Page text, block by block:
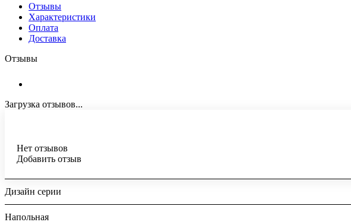
Отзывы
Характеристики
Оплата
Доставка
Отзывы
Загрузка отзывов...
Нет отзывов
Добавить отзыв
Дизайн серии
Напольная